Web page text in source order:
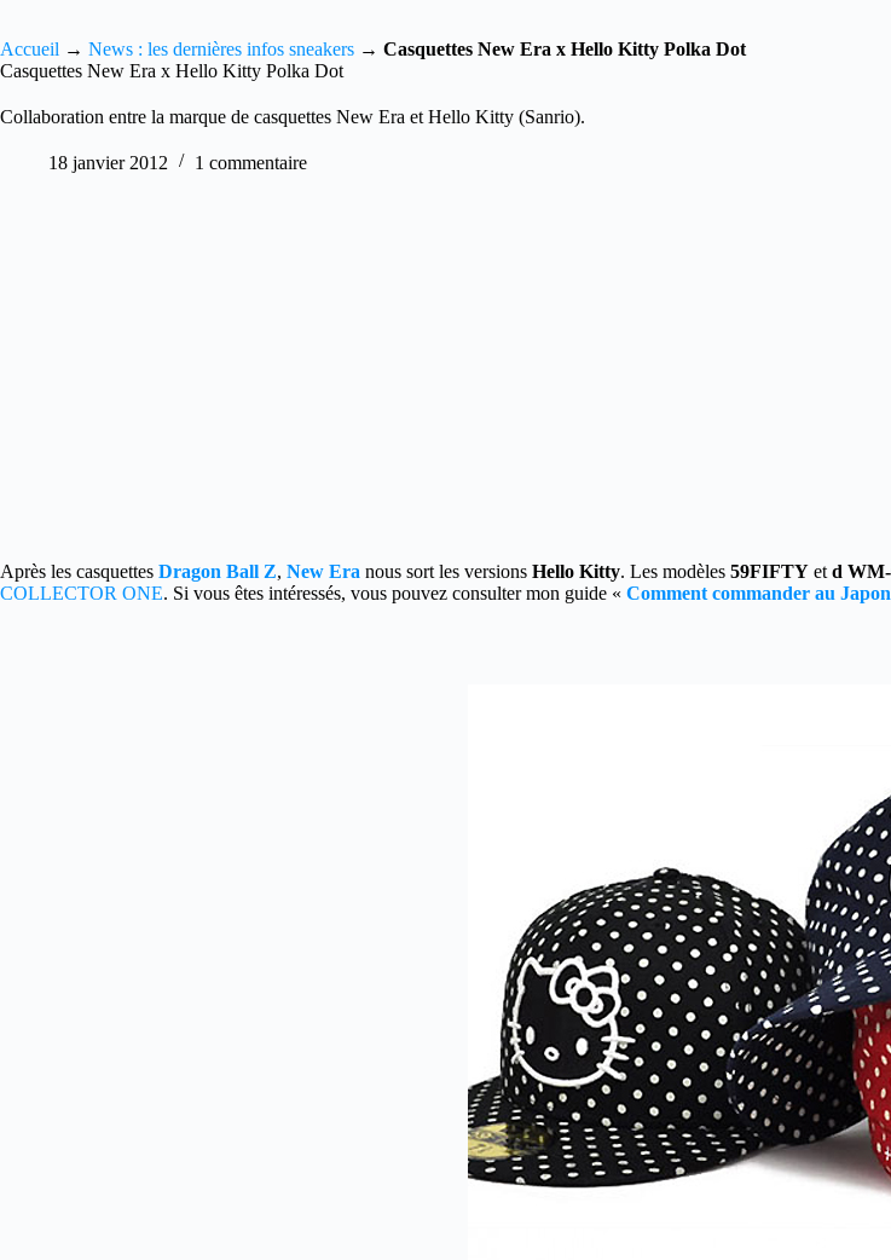
Accueil → News : les dernières infos sneakers → Casquettes New Era x Hello Kitty Polka Dot
Casquettes New Era x Hello Kitty Polka Dot
Collaboration entre la marque de casquettes New Era et Hello Kitty (Sanrio).
18 janvier 2012 1 commentaire
Après les casquettes Dragon Ball Z, New Era nous sort les versions Hello Kitty. Les modèles 59FIFTY et d WM-
COLLECTOR ONE. Si vous êtes intéressés, vous pouvez consulter mon guide « Comment commander au Japon